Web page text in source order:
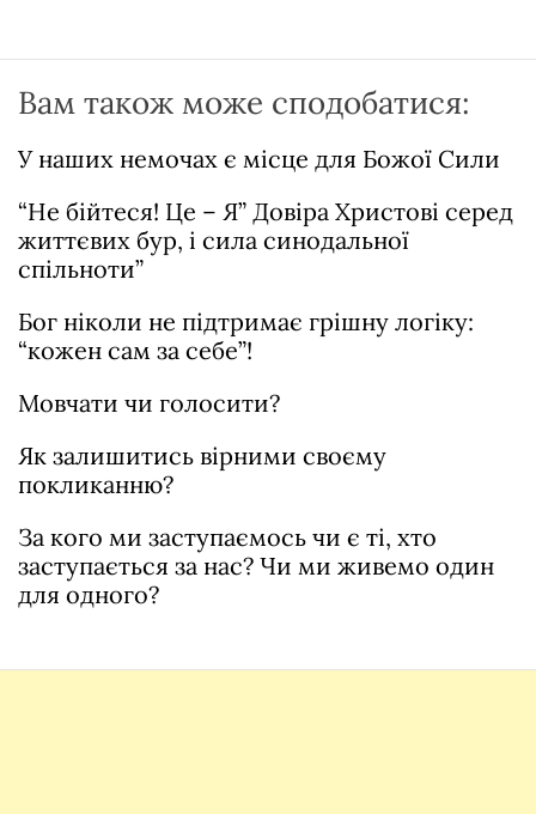
Вам також може сподобатися:
У наших немочах є місце для Божої Сили
“Не бійтеся! Це – Я” Довіра Христові серед
життєвих бур, і сила синодальної
спільноти”
Бог ніколи не підтримає грішну логіку:
“кожен сам за себе”!
Мовчати чи голосити?
Як залишитись вірними своєму
покликанню?
За кого ми заступаємось чи є ті, хто
заступається за нас? Чи ми живемо один
для одного?